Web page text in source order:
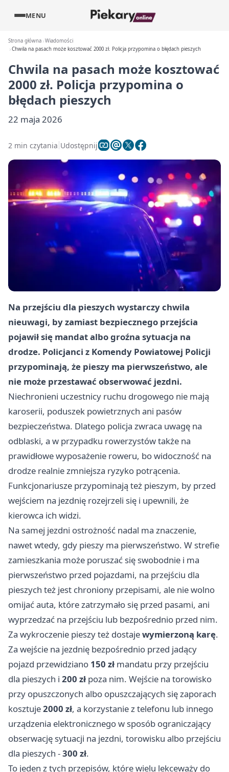
MENU
Strona główna Wiadomości
Chwila na pasach może kosztować 2000 zł. Policja przypomina o błędach pieszych
Chwila na pasach może kosztować
2000 zł. Policja przypomina o
błędach pieszych
22 maja 2026
2 min czytania Udostępnij
Na przejściu dla pieszych wystarczy chwila
nieuwagi, by zamiast bezpiecznego przejścia
pojawił się mandat albo groźna sytuacja na
drodze. Policjanci z Komendy Powiatowej Policji
przypominają, że pieszy ma pierwszeństwo, ale
nie może przestawać obserwować jezdni.
Niechronieni uczestnicy ruchu drogowego nie mają
karoserii, poduszek powietrznych ani pasów
bezpieczeństwa. Dlatego policja zwraca uwagę na
odblaski, a w przypadku rowerzystów także na
prawidłowe wyposażenie roweru, bo widoczność na
drodze realnie zmniejsza ryzyko potrącenia.
Funkcjonariusze przypominają też pieszym, by przed
wejściem na jezdnię rozejrzeli się i upewnili, że
kierowca ich widzi.
Na samej jezdni ostrożność nadal ma znaczenie,
nawet wtedy, gdy pieszy ma pierwszeństwo. W strefie
zamieszkania może poruszać się swobodnie i ma
pierwszeństwo przed pojazdami, na przejściu dla
pieszych też jest chroniony przepisami, ale nie wolno
omijać auta, które zatrzymało się przed pasami, ani
wyprzedzać na przejściu lub bezpośrednio przed nim.
Za wykroczenie pieszy też dostajewymierzoną karę.
Za wejście na jezdnię bezpośrednio przed jadący
pojazd przewidziano 150 zł mandatu przy przejściu
dla pieszych i 200 zł poza nim. Wejście na torowisko
przy opuszczonych albo opuszczających się zaporach
kosztuje2000 zł, a korzystanie z telefonu lub innego
urządzenia elektronicznego w sposób ograniczający
obserwację sytuacji na jezdni, torowisku albo przejściu
dla pieszych -300 zł.
To jeden z tych przepisów, które wielu lekceważy do